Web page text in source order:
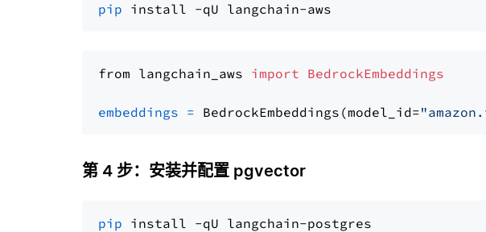
pip
from langchain_aws import BedrockEmbeddings
embeddings = BedrockEmbeddings(model_id=
第 4 步：安装并配置 pgvector
pip